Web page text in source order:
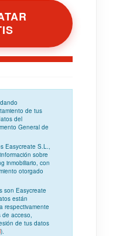
de tus
del
General de
Easycreate S.L.,
sobre
inmobiliario, con
otorgado
son Easycreate
están
respectivamente
de acceso,
de tus datos
).